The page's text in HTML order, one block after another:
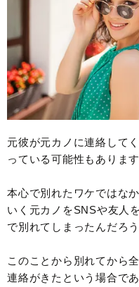
元彼が元カノに連絡して
っている可能性もあります
本心で別れたワケではな
いく元カノをSNSや友人
で別れてしまったんだろ
このことから別れてから
連絡がきたという場合で